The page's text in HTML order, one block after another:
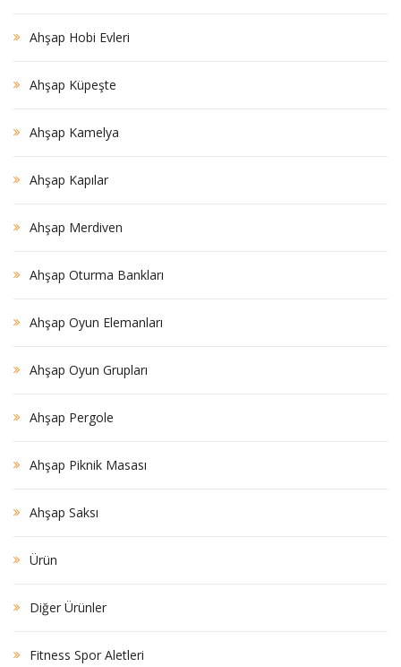
Ahşap Hobi Evleri
Ahşap Küpeşte
Ahşap Kamelya
Ahşap Kapılar
Ahşap Merdiven
Ahşap Oturma Bankları
Ahşap Oyun Elemanları
Ahşap Oyun Grupları
Ahşap Pergole
Ahşap Piknik Masası
Ahşap Saksı
Ürün
Diğer Ürünler
Fitness Spor Aletleri